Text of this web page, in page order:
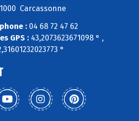
Carcassonne
:04 68 72 47 62
GPS :43,2073623671098 ° ,
°